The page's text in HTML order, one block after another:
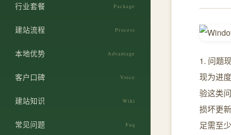
零售门店建站
行业套餐 Package
建站流程 Process
本地优势 Advantage
客户口碑 Voice
建站知识 Wiki
常见问题 Faq
1. 问题
现为进
验这类
损坏更
足需至